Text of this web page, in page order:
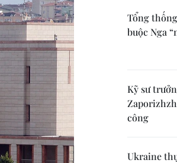
Tổng
buộc Nga
Kỹ sư
công
Ukraine